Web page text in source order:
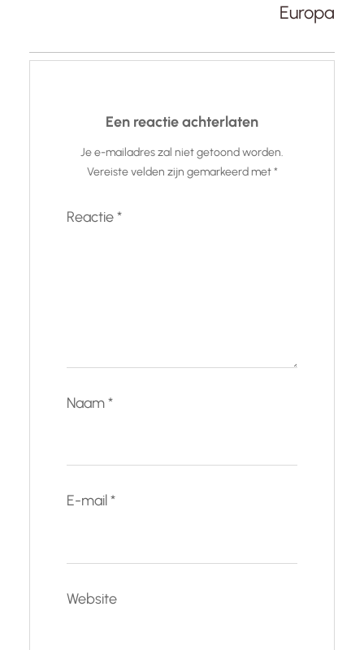
Europa
Een reactie achterlaten
Je e-mailadres zal niet getoond worden.
Vereiste velden zijn gemarkeerd met*
Reactie*
Naam*
E-mail*
Website